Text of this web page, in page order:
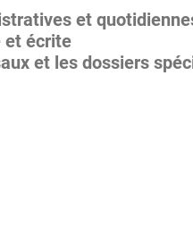
et
et écrite
et les dossiers